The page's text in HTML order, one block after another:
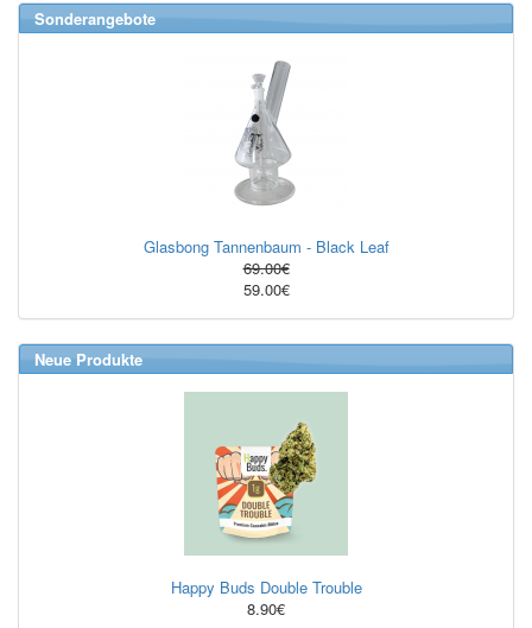
Sonderangebote
Glasbong Tannenbaum - Black Leaf
69.00€
59.00€
Neue Produkte
Happy Buds Double Trouble
8.90€